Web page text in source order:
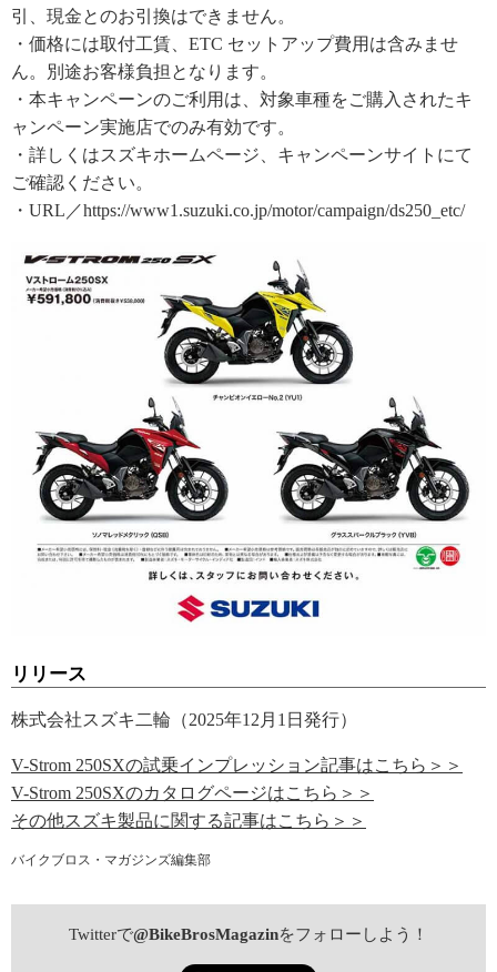
引、現金とのお引換はできません。
・価格には取付工賃、ETC セットアップ費用は含みませ
ん。別途お客様負担となります。
・本キャンペーンのご利用は、対象車種をご購入されたキ
ャンペーン実施店でのみ有効です。
・詳しくはスズキホームページ、キャンペーンサイトにて
ご確認ください。
・URL／https://www1.suzuki.co.jp/motor/campaign/ds250_etc/
リリース
株式会社スズキ二輪（2025年12月1日発行）
V-Strom 250SXの試乗インプレッション記事はこちら＞＞
V-Strom 250SXのカタログページはこちら＞＞
その他スズキ製品に関する記事はこちら＞＞
バイクブロス・マガジンズ編集部
Twitterで@BikeBrosMagazinをフォローしよう！